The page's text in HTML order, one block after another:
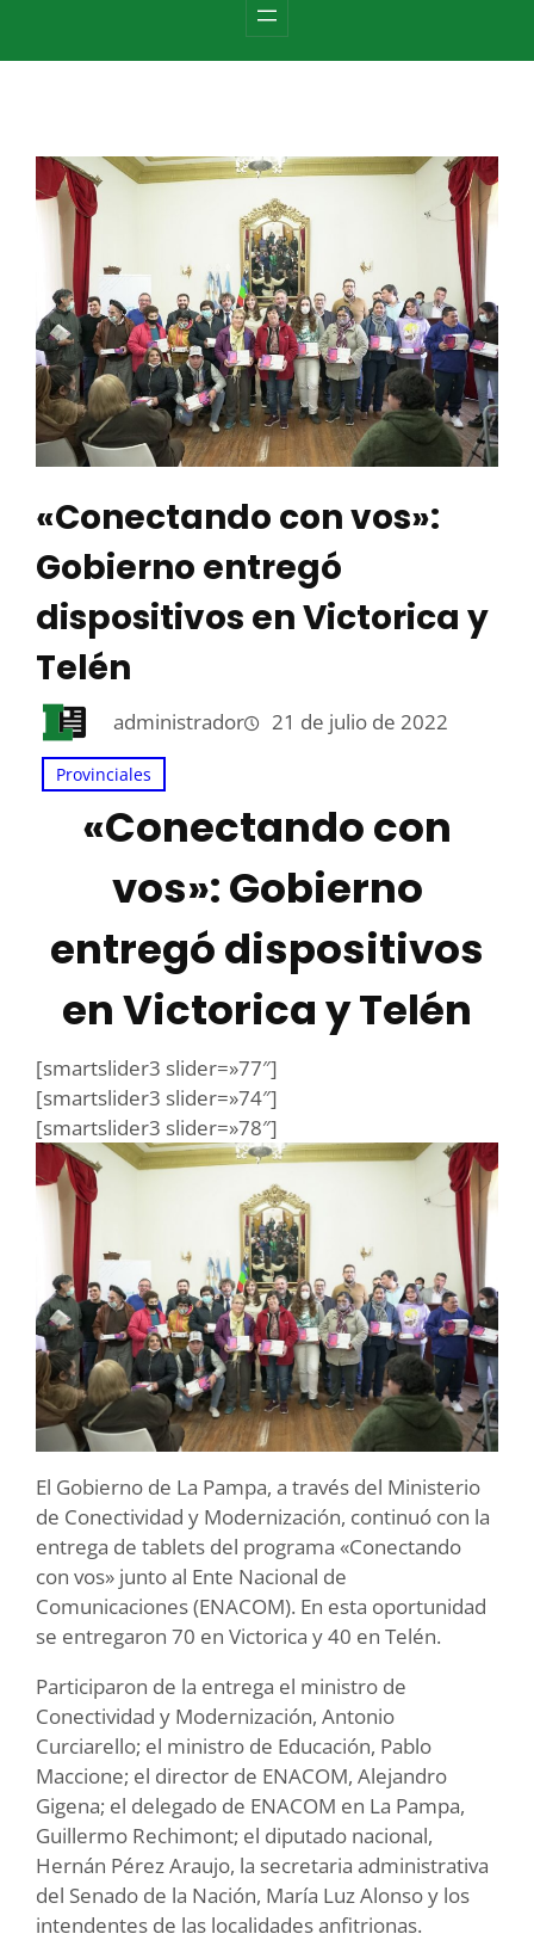
«Conectando con vos»:
Gobierno entregó
dispositivos en Victorica y
Telén
administrador 21 de julio de 2022
Provinciales
«Conectando con
vos»: Gobierno
entregó dispositivos
en Victorica y Telén
[smartslider3 slider=»77″]
[smartslider3 slider=»74″]
[smartslider3 slider=»78″]
El Gobierno de La Pampa, a través del Ministerio
de Conectividad y Modernización, continuó con la
entrega de tablets del programa «Conectando
con vos» junto al Ente Nacional de
Comunicaciones (ENACOM). En esta oportunidad
se entregaron 70 en Victorica y 40 en Telén.
Participaron de la entrega el ministro de
Conectividad y Modernización, Antonio
Curciarello; el ministro de Educación, Pablo
Maccione; el director de ENACOM, Alejandro
Gigena; el delegado de ENACOM en La Pampa,
Guillermo Rechimont; el diputado nacional,
Hernán Pérez Araujo, la secretaria administrativa
del Senado de la Nación, María Luz Alonso y los
intendentes de las localidades anfitrionas.